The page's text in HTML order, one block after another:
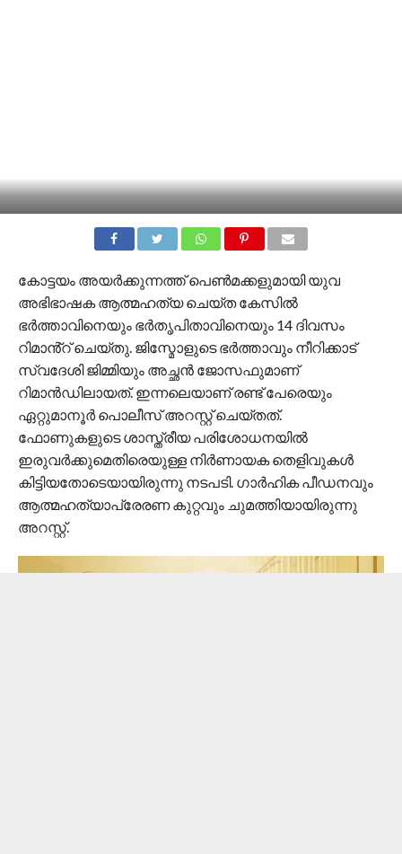
കോട്ടയം അയർക്കുന്നത്ത് പെൺമക്കളുമായി യുവ
അഭിഭാഷക ആത്മഹത്യ ചെയ്ത കേസില്‍
ഭർത്താവിനെയും ഭർതൃപിതാവിനെയും 14 ദിവസം
റിമാൻ്റ് ചെയ്തു. ജിസ്മോളുടെ ഭര്‍ത്താവും നീറിക്കാട്
സ്വദേശി ജിമ്മിയും അച്ഛൻ ജോസഫുമാണ്
റിമാൻഡിലായത്. ഇന്നലെയാണ് രണ്ട് പേരെയും
ഏറ്റുമാനൂർ പൊലീസ് അറസ്റ്റ് ചെയ്തത്.
ഫോണുകളുടെ ശാസ്ത്രീയ പരിശോധനയിൽ
ഇരുവർക്കുമെതിരെയുള്ള നിർണായക തെളിവുകൾ
കിട്ടിയതോടെയായിരുന്നു നടപടി. ഗാർഹിക പീഡനവും
ആത്മഹത്യാപ്രേരണ കുറ്റവും ചുമത്തിയായിരുന്നു
അറസ്റ്റ്.